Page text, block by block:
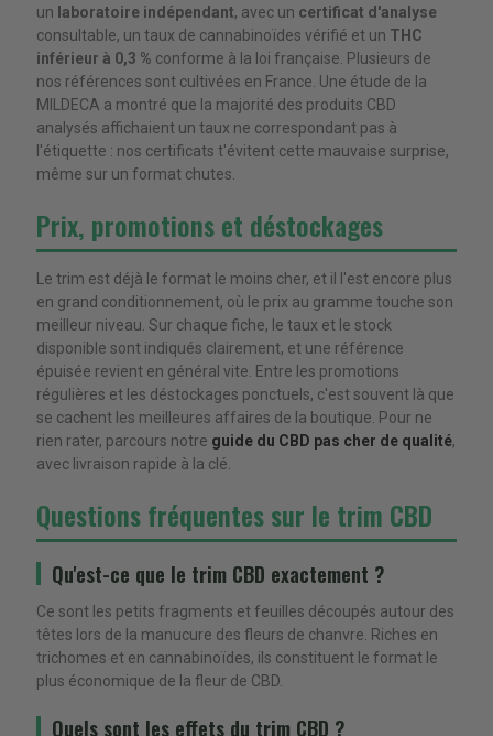
un laboratoire indépendant, avec un certificat d'analyse
consultable, un taux de cannabinoïdes vérifié et un THC
inférieur à 0,3 % conforme à la loi française. Plusieurs de
nos références sont cultivées en France. Une étude de la
MILDECA a montré que la majorité des produits CBD
analysés affichaient un taux ne correspondant pas à
l'étiquette : nos certificats t'évitent cette mauvaise surprise,
même sur un format chutes.
Prix, promotions et déstockages
Le trim est déjà le format le moins cher, et il l'est encore plus
en grand conditionnement, où le prix au gramme touche son
meilleur niveau. Sur chaque fiche, le taux et le stock
disponible sont indiqués clairement, et une référence
épuisée revient en général vite. Entre les promotions
régulières et les déstockages ponctuels, c'est souvent là que
se cachent les meilleures affaires de la boutique. Pour ne
rien rater, parcours notre guide du CBD pas cher de qualité,
avec livraison rapide à la clé.
Questions fréquentes sur le trim CBD
Qu'est-ce que le trim CBD exactement ?
Ce sont les petits fragments et feuilles découpés autour des
têtes lors de la manucure des fleurs de chanvre. Riches en
trichomes et en cannabinoïdes, ils constituent le format le
plus économique de la fleur de CBD.
Quels sont les effets du trim CBD ?